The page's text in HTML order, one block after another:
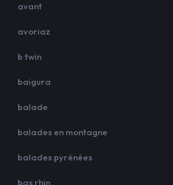
avant
avoriaz
b twin
baigura
balade
balades en montagne
balades pyrénées
bas rhin